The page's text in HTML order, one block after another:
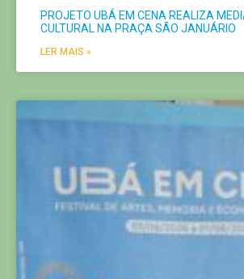
PROJETO UBÁ EM CENA REALIZA
CULTURAL NA PRAÇA SÃO JANUÁRIO
LER MAIS »